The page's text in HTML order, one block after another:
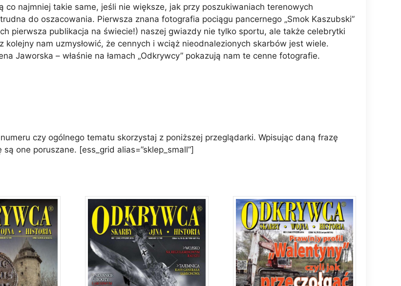
najmniej takie same, jeśli nie większe, jak przy poszukiwaniach terenowych
do oszacowania. Pierwsza znana fotografia pociągu pancernego „Smok Kaszubski”
pierwsza publikacja na świecie!) naszej gwiazdy nie tylko sportu, ale także celebrytki
kolejny nam uzmysłowić, że cennych i wciąż nieodnalezionych skarbów jest wiele.
Jaworska – właśnie na łamach „Odkrywcy” pokazują nam te cenne fotografie.
czy ogólnego tematu skorzystaj z poniższej przeglądarki. Wpisując daną frazę
one poruszane. [ess_grid alias=”sklep_small”]